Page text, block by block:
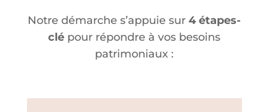
Notre démarche s’appuie sur4 étapes-
clé pour répondre à vos besoins
patrimoniaux :